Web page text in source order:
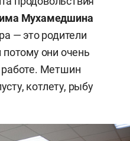
Мухамедшина
— это родители
потому они очень
работе. Метшин
котлету, рыбу